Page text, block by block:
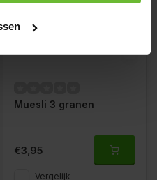
Muesli 3 granen
€3,95
Vergelijk